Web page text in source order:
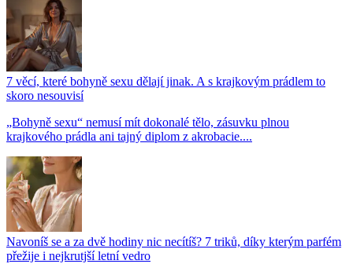
7 věcí, které bohyně sexu dělají jinak. A s krajkovým prádlem to
skoro nesouvisí
„Bohyně sexu“ nemusí mít dokonalé tělo, zásuvku plnou
krajkového prádla ani tajný diplom z akrobacie....
Navoníš se a za dvě hodiny nic necítíš? 7 triků, díky kterým parfém
přežije i nejkrutjší letní vedro